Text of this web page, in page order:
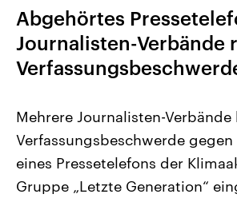
2026
Alle Informationen
Sachsen-Anhalt wählt am 6.
September 2026 einen neuen
Landtag. Seit 2021 wird das
Abgehörtes
Journalisten-Verbände
Mehrere Journalisten-Verbände
Verfassungsbeschwerde
eines Pressetelefons der
Gruppe „Letzte Generation“